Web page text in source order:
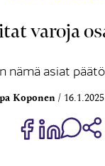
varoja
nämä asiat
Koponen 16.1.2025
Jaa Share on
Jaa Jaa